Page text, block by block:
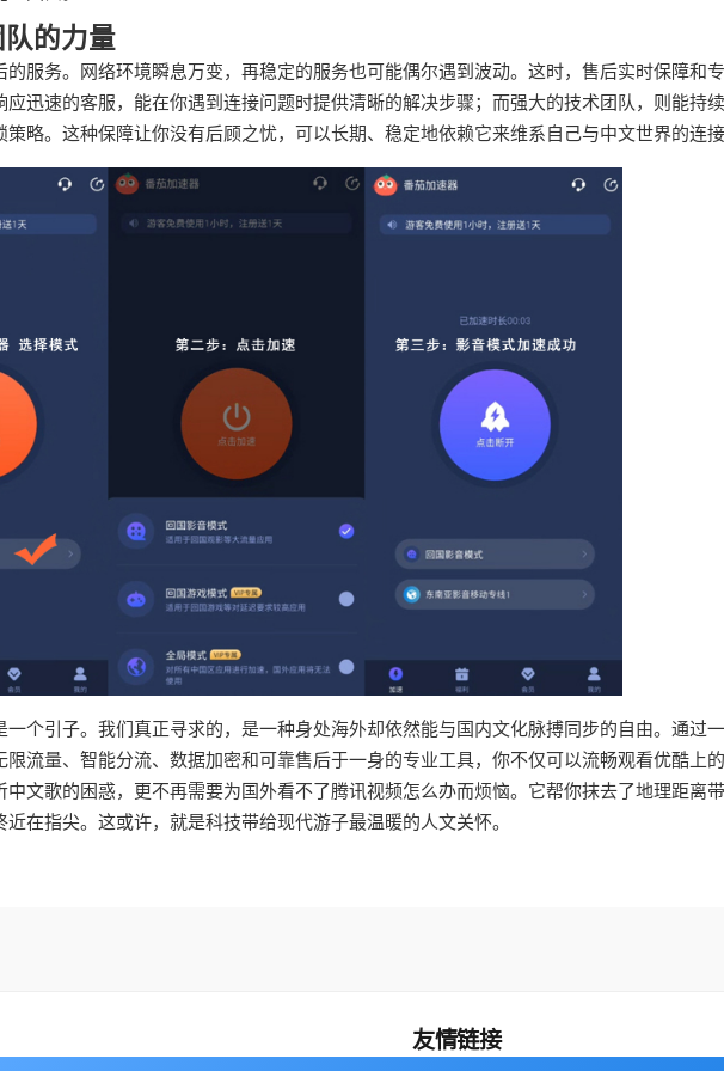
的力量
服务。网络环境瞬息万变，再稳定的服务也可能偶尔遇到波动。这时，售后实时保障和
迅速的客服，能在你遇到连接问题时提供清晰的解决步骤；而强大的技术团队，则能持
略。这种保障让你没有后顾之忧，可以长期、稳定地依赖它来维系自己与中文世界的连接
个引子。我们真正寻求的，是一种身处海外却依然能与国内文化脉搏同步的自由。通过
流量、智能分流、数据加密和可靠售后于一身的专业工具，你不仅可以流畅观看优酷上
文歌的困惑，更不再需要为国外看不了腾讯视频怎么办而烦恼。它帮你抹去了地理距离
在指尖。这或许，就是科技带给现代游子最温暖的人文关怀。
友情链接